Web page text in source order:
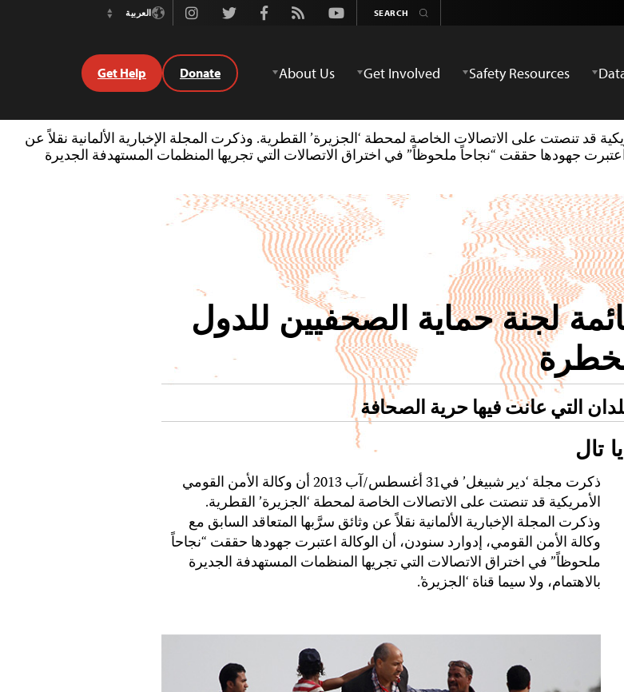
Youtube
Rss
Facebook
Twitter
Instagramالعربية
Switch
Safety Resources
Get Involved
About Us
Donate
Get Help
أن وكالة الأمن القومي الأمريكية قد تنصتت على الاتصالات الخاصة لمحطة ‘الجزيرة’ القطرية. وذكرت المجلة الإخبارية الألمانية نقلاً عن
جهودها حققت “نجاحاً ملحوظاً” في اختراق الاتصالات التي تجريها المنظمات المستهدفة الجديرة
لجنة حماية الصحفيين للدول
التي عانت فيها حرية الصحافة
تال
ذكرت مجلة ‘دير شبيغل’ في31 أغسطس/آب 2013 أن وكالة الأمن القومي
الأمريكية قد تنصتت على الاتصالات الخاصة لمحطة ‘الجزيرة’ القطرية.
وذكرت المجلة الإخبارية الألمانية نقلاً عن وثائق سرَّبها المتعاقد السابق مع
وكالة الأمن القومي، إدوارد سنودن، أن الوكالة اعتبرت جهودها حققت “نجاحاً
ملحوظاً” في اختراق الاتصالات التي تجريها المنظمات المستهدفة الجديرة
بالاهتمام، ولا سيما قناة ‘الجزيرة’.